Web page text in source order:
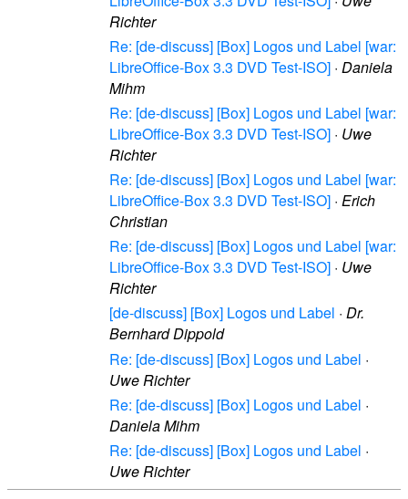
Richter
Re: [de-discuss] [Box] Logos und Label [war:
LibreOffice-Box 3.3 DVD Test-ISO] · Daniela
Mihm
Re: [de-discuss] [Box] Logos und Label [war:
LibreOffice-Box 3.3 DVD Test-ISO] · Uwe
Richter
Re: [de-discuss] [Box] Logos und Label [war:
LibreOffice-Box 3.3 DVD Test-ISO] · Erich
Christian
Re: [de-discuss] [Box] Logos und Label [war:
LibreOffice-Box 3.3 DVD Test-ISO] · Uwe
Richter
[de-discuss] [Box] Logos und Label · Dr.
Bernhard Dippold
Re: [de-discuss] [Box] Logos und Label ·
Uwe Richter
Re: [de-discuss] [Box] Logos und Label ·
Daniela Mihm
Re: [de-discuss] [Box] Logos und Label ·
Uwe Richter